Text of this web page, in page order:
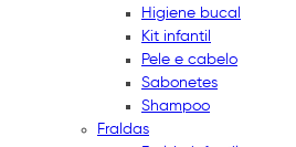
Higiene bucal
Kit infantil
Pele e cabelo
Sabonetes
Shampoo
Fraldas